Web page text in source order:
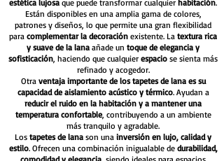
estética lujosa que puede transformar cualquier habitación.
Están disponibles en una amplia gama de colores,
patrones y diseños, lo que permite una gran flexibilidad
para complementar la decoración existente. La textura rica
y suave de la lana añade un toque de elegancia y
sofisticación, haciendo que cualquier espacio se sienta más
refinado y acogedor.
Otra ventaja importante de los tapetes de lana es su
capacidad de aislamiento acústico y térmico. Ayudan a
reducir el ruido en la habitación y a mantener una
temperatura confortable, contribuyendo a un ambiente
más tranquilo y agradable.
Los tapetes de lana son una inversión en lujo, calidad y
estilo. Ofrecen una combinación inigualable de durabilidad,